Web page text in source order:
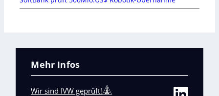
Mehr Infos
Wir sind IVW geprüft!